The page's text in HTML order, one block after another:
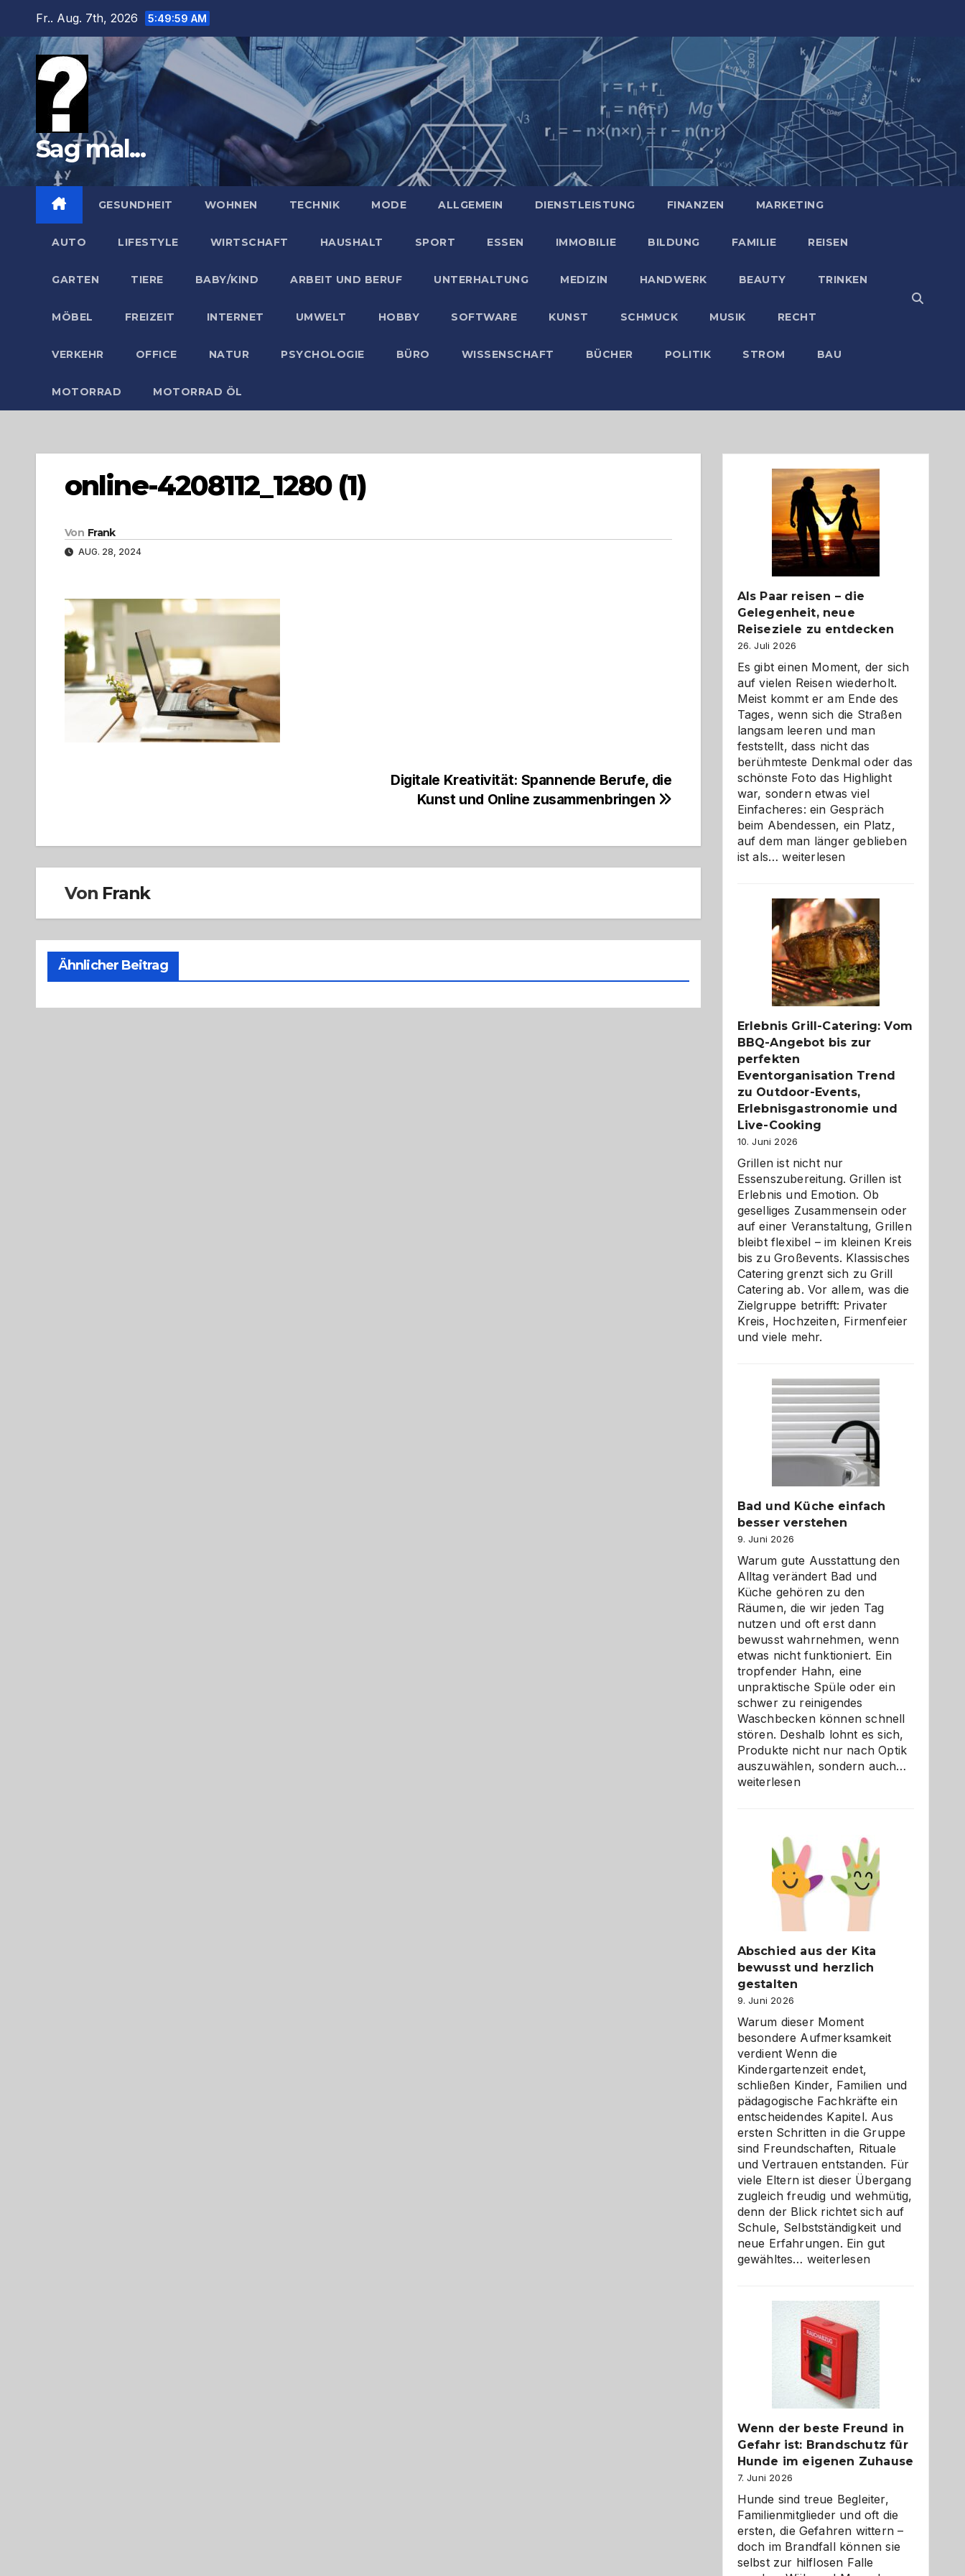
springen
Fr.. Aug. 7th, 2026 5:50:00 AM
Sag mal...
GESUNDHEIT WOHNEN TECHNIK MODE ALLGEMEIN DIENSTLEISTUNG FINANZEN MARKETING
AUTO LIFESTYLE WIRTSCHAFT HAUSHALT SPORT ESSEN IMMOBILIE BILDUNG FAMILIE REISEN
GARTEN TIERE BABY/KIND ARBEIT UND BERUF UNTERHALTUNG MEDIZIN HANDWERK BEAUTY TRINKEN
MÖBEL FREIZEIT INTERNET UMWELT HOBBY SOFTWARE KUNST SCHMUCK MUSIK RECHT
VERKEHR OFFICE NATUR PSYCHOLOGIE BÜRO WISSENSCHAFT BÜCHER POLITIK STROM BAU
MOTORRAD MOTORRAD ÖL
online-4208112_1280 (1)
Von Frank
AUG. 28, 2024
Digitale Kreativität: Spannende Berufe, die
Kunst und Online zusammenbringen
Von Frank
Ähnlicher Beitrag
Als Paar reisen – die
Gelegenheit, neue
Reiseziele zu entdecken
26. Juli 2026
Es gibt einen Moment, der sich
auf vielen Reisen wiederholt.
Meist kommt er am Ende des
Tages, wenn sich die Straßen
langsam leeren und man
feststellt, dass nicht das
berühmteste Denkmal oder das
schönste Foto das Highlight
war, sondern etwas viel
Einfacheres: ein Gespräch
beim Abendessen, ein Platz,
auf dem man länger geblieben
ist als…Als
die
Gelegenheit,
neue
Reiseziele
zu
entdecken
weiterlesen
Erlebnis Grill-Catering: Vom
BBQ-Angebot bis zur
perfekten
Eventorganisation Trend
zu Outdoor-Events,
Erlebnisgastronomie und
Live-Cooking
10. Juni 2026
Grillen ist nicht nur
Essenszubereitung. Grillen ist
Erlebnis und Emotion. Ob
geselliges Zusammensein oder
auf einer Veranstaltung, Grillen
bleibt flexibel – im kleinen Kreis
bis zu Großevents. Klassisches
Catering grenzt sich zu Grill
Catering ab. Vor allem, was die
Zielgruppe betrifft: Privater
Kreis, Hochzeiten, Firmenfeier
und viele mehr.
Bad und Küche einfach
besser verstehen
9. Juni 2026
Warum gute Ausstattung den
Alltag verändert Bad und
Küche gehören zu den
Räumen, die wir jeden Tag
nutzen und oft erst dann
bewusst wahrnehmen, wenn
etwas nicht funktioniert. Ein
tropfender Hahn, eine
unpraktische Spüle oder ein
schwer zu reinigendes
Waschbecken können schnell
stören. Deshalb lohnt es sich,
Produkte nicht nur nach Optik
auszuwählen, sondern auch…
weiterlesen
Abschied aus der Kita
bewusst und herzlich
gestalten
9. Juni 2026
Warum dieser Moment
besondere Aufmerksamkeit
verdient Wenn die
Kindergartenzeit endet,
schließen Kinder, Familien und
pädagogische Fachkräfte ein
entscheidendes Kapitel. Aus
ersten Schritten in die Gruppe
sind Freundschaften, Rituale
und Vertrauen entstanden. Für
viele Eltern ist dieser Übergang
zugleich freudig und wehmütig,
denn der Blick richtet sich auf
Schule, Selbstständigkeit und
neue Erfahrungen. Ein gut
gewähltes… Abschied
Kita
bewusst
und
herzlich
gestalten
weiterlesen
Wenn der beste Freund in
Gefahr ist: Brandschutz für
Hunde im eigenen Zuhause
7. Juni 2026
Hunde sind treue Begleiter,
Familienmitglieder und oft die
ersten, die Gefahren wittern –
doch im Brandfall können sie
selbst zur hilflosen Falle